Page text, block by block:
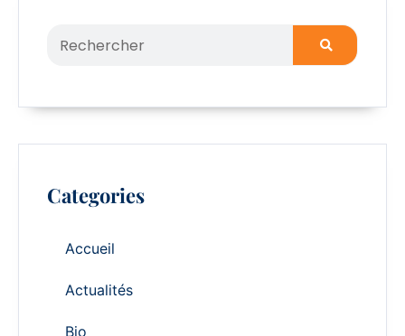
Categories
Accueil
Actualités
Bio